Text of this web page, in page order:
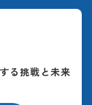
る挑戦と未来